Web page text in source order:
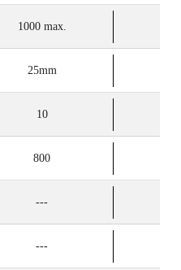
1000 max.
25mm
10
800
---
---